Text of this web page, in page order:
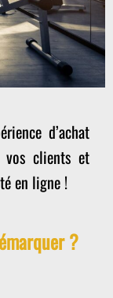
d’achat
vos clients et
en ligne !
?